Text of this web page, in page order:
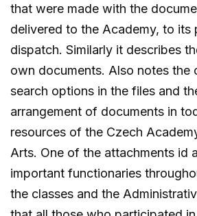
that were made with the
delivered to the Academy, to its
dispatch. Similarly it describes
own documents. Also notes the
search options in the files and
arrangement of documents in
resources of the Czech
Arts. One of the attachments id
important functionaries
the classes and the